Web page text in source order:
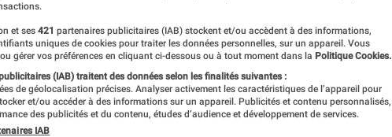
et ses 421 partenaires publicitaires (IAB) stockent et/ou accèdent à des informations,
uniques de cookies pour traiter les données personnelles, sur un appareil. Vous
gérer vos préférences en cliquant ci-dessous ou à tout moment dans la Politique Cookies.
(IAB) traitent des données selon les finalités suivantes :
de géolocalisation précises. Analyser activement les caractéristiques de l’appareil pour
et/ou accéder à des informations sur un appareil. Publicités et contenu personnalisés,
des publicités et du contenu, études d’audience et développement de services.
IAB